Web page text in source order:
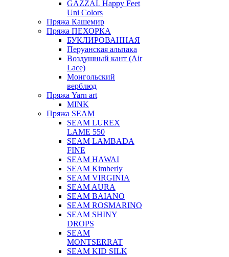
GAZZAL Happy Feet
Uni Colors
Пряжа Кашемир
Пряжа ПЕХОРКА
БУКЛИРОВАННАЯ
Перуанская альпака
Воздушный кант (Air
Lace)
Монгольский
верблюд
Пряжа Yarn art
MINK
Пряжа SEAM
SEAM LUREX
LAME 550
SEAM LAMBADA
FINE
SEAM HAWAI
SEAM Kimberly
SEAM VIRGINIA
SEAM AURA
SEAM BAIANO
SEAM ROSMARINO
SEAM SHINY
DROPS
SEAM
MONTSERRAT
SEAM KID SILK